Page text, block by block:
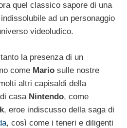
quel classico sapore di una
ad un personaggio
videoludico.
la presenza di un
come Mario sulle nostre
altri capisaldi della
casa Nintendo, come
, eroe indiscusso della saga di
, così come i teneri e diligenti